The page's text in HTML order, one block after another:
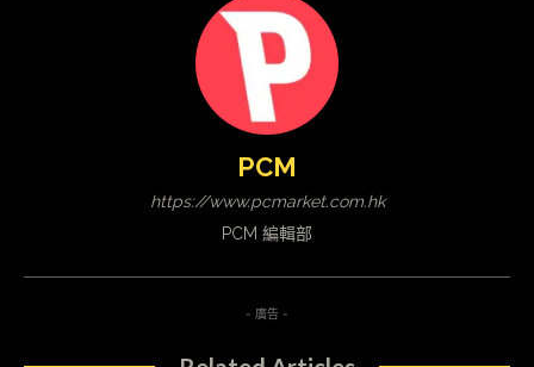
PCM
https://www.pcmarket.com.hk
PCM 編輯部
- 廣告 -